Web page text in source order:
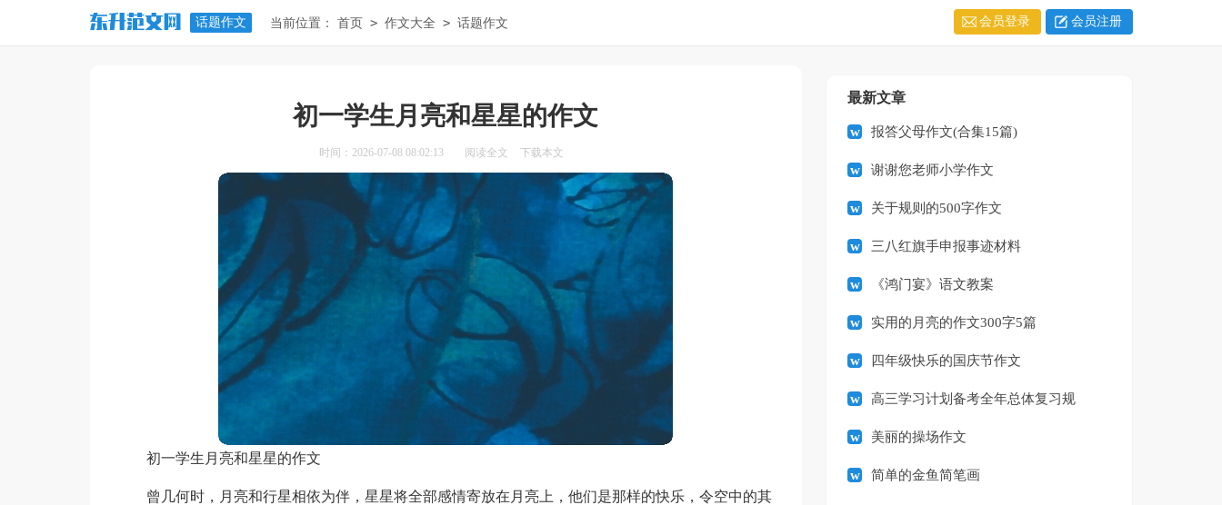
话题作文 当前位置： 首页 > 作文大全 > 话题作文 会员登录 会员注册
初一学生月亮和星星的作文
时间：2026-07-08 08:02:13 阅读全文 下载本文
初一学生月亮和星星的作文
曾几何时，月亮和行星相依为伴，星星将全部感情寄放在月亮上，他们是那样的快乐，令空中的其
最新文章
报答父母作文(合集15篇)
谢谢您老师小学作文
关于规则的500字作文
三八红旗手申报事迹材料
《鸿门宴》语文教案
实用的月亮的作文300字5篇
四年级快乐的国庆节作文
高三学习计划备考全年总体复习规
划 美丽的操场作文
简单的金鱼简笔画